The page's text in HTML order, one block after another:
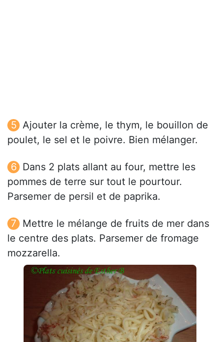
Ajouter la crème, le thym, le bouillon de
poulet, le sel et le poivre. Bien mélanger.
Dans 2 plats allant au four, mettre les
pommes de terre sur tout le pourtour.
Parsemer de persil et de paprika.
Mettre le mélange de fruits de mer dans
le centre des plats. Parsemer de fromage
mozzarella.